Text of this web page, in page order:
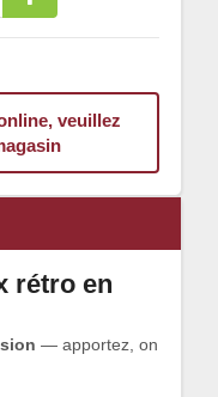
veuillez
rétro en
— apportez, on